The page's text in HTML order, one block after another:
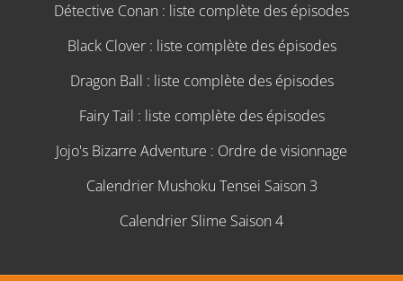
Détective Conan : liste complète des épisodes
Black Clover : liste complète des épisodes
Dragon Ball : liste complète des épisodes
Fairy Tail : liste complète des épisodes
Jojo's Bizarre Adventure : Ordre de visionnage
Calendrier Mushoku Tensei Saison 3
Calendrier Slime Saison 4